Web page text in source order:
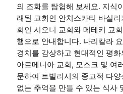
의 조화를 탐험해 보세요. 지식
래된 교회인 안치스카티 바실
회인 시오니 교회와 메테키 교
행으로 안내합니다. 나리칼라
경치를 감상하고 현대적인 평
아르메니아 교회, 모스크 및 여
문하여 트빌리시의 종교적 다
없는 추억을 만들 수 있는 식사